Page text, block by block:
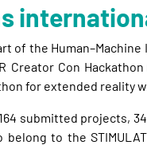
of the
Creator Con
for extended reality
submitted projects,
to the